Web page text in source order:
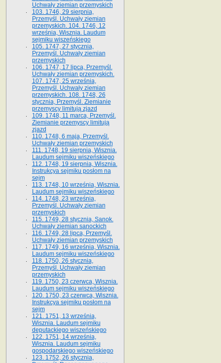
Uchwały ziemian przemyskich
103. 1746, 29 sierpnia,
Przemyśl. Uchwały ziemian
przemyskich. 104. 1746, 12
września, Wisznia. Laudum
sejmiku wiszeńskiego
105. 1747, 27 stycznia,
Przemyśl. Uchwały ziemian
przemyskich
106. 1747, 17 lipca, Przemyśl.
Uchwały ziemian przemyskich.
107. 1747, 25 września,
Przemyśl. Uchwały ziemian
przemyskich. 108. 1748, 26
stycznia, Przemyśl. Ziemianie
przemyscy limitują zjazd
109. 1748, 11 marca, Przemyśl.
Ziemianie przemyscy limitują
zjazd
110. 1748, 6 maja, Przemyśl.
Uchwały ziemian przemyskich
111. 1748, 19 sierpnia, Wisznia.
Laudum sejmiku wiszeńskiego
112. 1748, 19 sierpnia, Wisznia.
Instrukcya sejmiku posłom na
sejm
113. 1748, 10 września, Wisznia.
Laudum sejmiku wiszeńskiego
114. 1748, 23 września,
Przemyśl. Uchwały ziemian
przemyskich
115. 1749, 28 stycznia, Sanok.
Uchwały ziemian sanockich
116. 1749, 28 lipca, Przemyśl.
Uchwały ziemian przemyskich
117. 1749, 16 września, Wisznia.
Laudum sejmiku wiszeńskiego
118. 1750, 26 stycznia,
Przemyśl. Uchwały ziemian
przemyskich
119. 1750, 23 czerwca, Wisznia.
Laudum sejmiku wiszeńskiego
120. 1750, 23 czerwca, Wisznia.
Instrukcya sejmiku posłom na
sejm
121. 1751, 13 września,
Wisznia. Laudum sejmiku
deputackiego wiszeńskiego
122. 1751, 14 września,
Wisznia. Laudum sejmiku
gospodarskiego wiszeńskiego
123. 1752, 26 stycznia,